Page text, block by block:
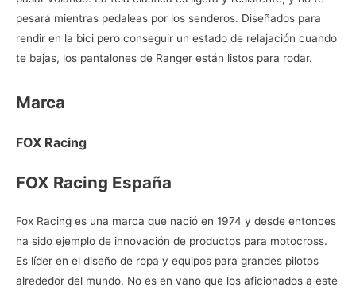
pesará mientras pedaleas por los senderos. Diseñados para
rendir en la bici pero conseguir un estado de relajación cuando
te bajas, los pantalones de Ranger están listos para rodar.
Marca
FOX Racing
FOX Racing España
Fox Racing es una marca que nació en 1974 y desde entonces
ha sido ejemplo de innovación de productos para motocross.
Es líder en el diseño de ropa y equipos para grandes pilotos
alrededor del mundo. No es en vano que los aficionados a este